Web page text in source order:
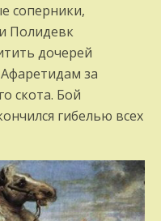
соперники,
Полидевк
дочерей
за
скота. Бой
гибелью всех